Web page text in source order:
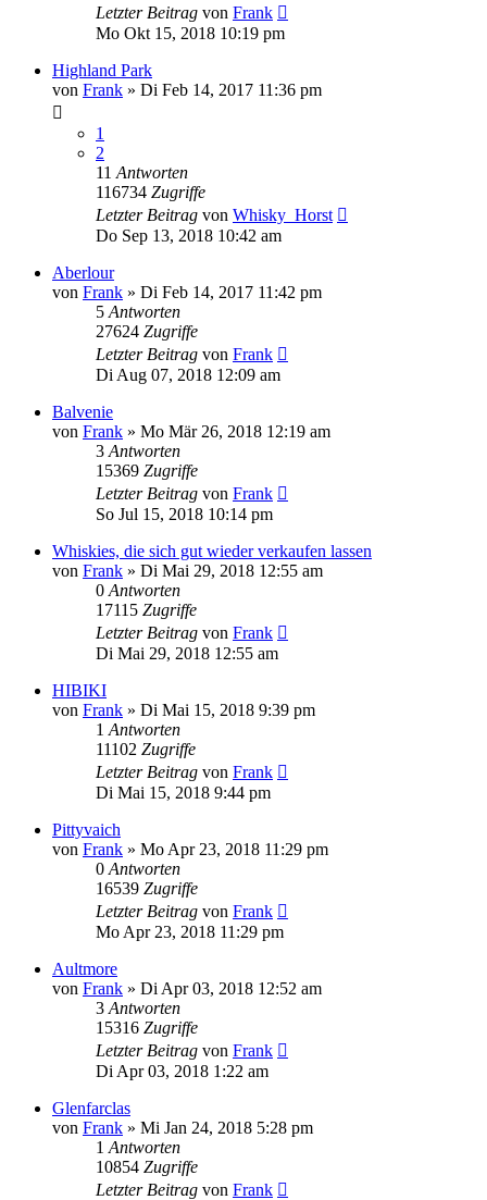
Letzter Beitrag von Frank
Mo Okt 15, 2018 10:19 pm
Highland Park
von Frank » Di Feb 14, 2017 11:36 pm
1
2
11 Antworten
116734 Zugriffe
Letzter Beitrag von Whisky_Horst
Do Sep 13, 2018 10:42 am
Aberlour
von Frank » Di Feb 14, 2017 11:42 pm
5 Antworten
27624 Zugriffe
Letzter Beitrag von Frank
Di Aug 07, 2018 12:09 am
Balvenie
von Frank » Mo Mär 26, 2018 12:19 am
3 Antworten
15369 Zugriffe
Letzter Beitrag von Frank
So Jul 15, 2018 10:14 pm
Whiskies, die sich gut wieder verkaufen lassen
von Frank » Di Mai 29, 2018 12:55 am
0 Antworten
17115 Zugriffe
Letzter Beitrag von Frank
Di Mai 29, 2018 12:55 am
HIBIKI
von Frank » Di Mai 15, 2018 9:39 pm
1 Antworten
11102 Zugriffe
Letzter Beitrag von Frank
Di Mai 15, 2018 9:44 pm
Pittyvaich
von Frank » Mo Apr 23, 2018 11:29 pm
0 Antworten
16539 Zugriffe
Letzter Beitrag von Frank
Mo Apr 23, 2018 11:29 pm
Aultmore
von Frank » Di Apr 03, 2018 12:52 am
3 Antworten
15316 Zugriffe
Letzter Beitrag von Frank
Di Apr 03, 2018 1:22 am
Glenfarclas
von Frank » Mi Jan 24, 2018 5:28 pm
1 Antworten
10854 Zugriffe
Letzter Beitrag von Frank